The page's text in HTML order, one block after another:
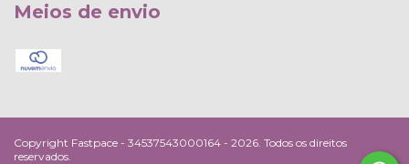
Meios de envio
Copyright Fastpace - 34537543000164 - 2026. Todos os direitos
reservados.